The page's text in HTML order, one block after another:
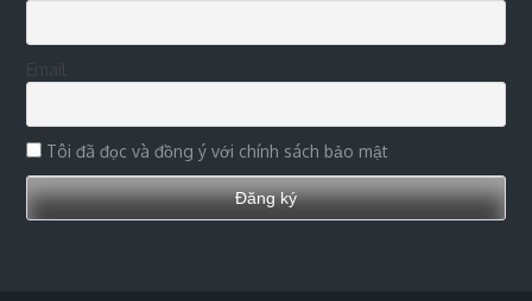
Tôi đã đọc và đồng ý với chính sách bảo mật